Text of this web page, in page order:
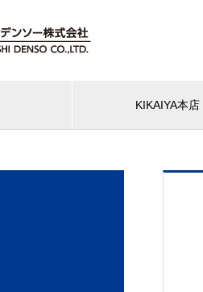
KIKAIYA本店